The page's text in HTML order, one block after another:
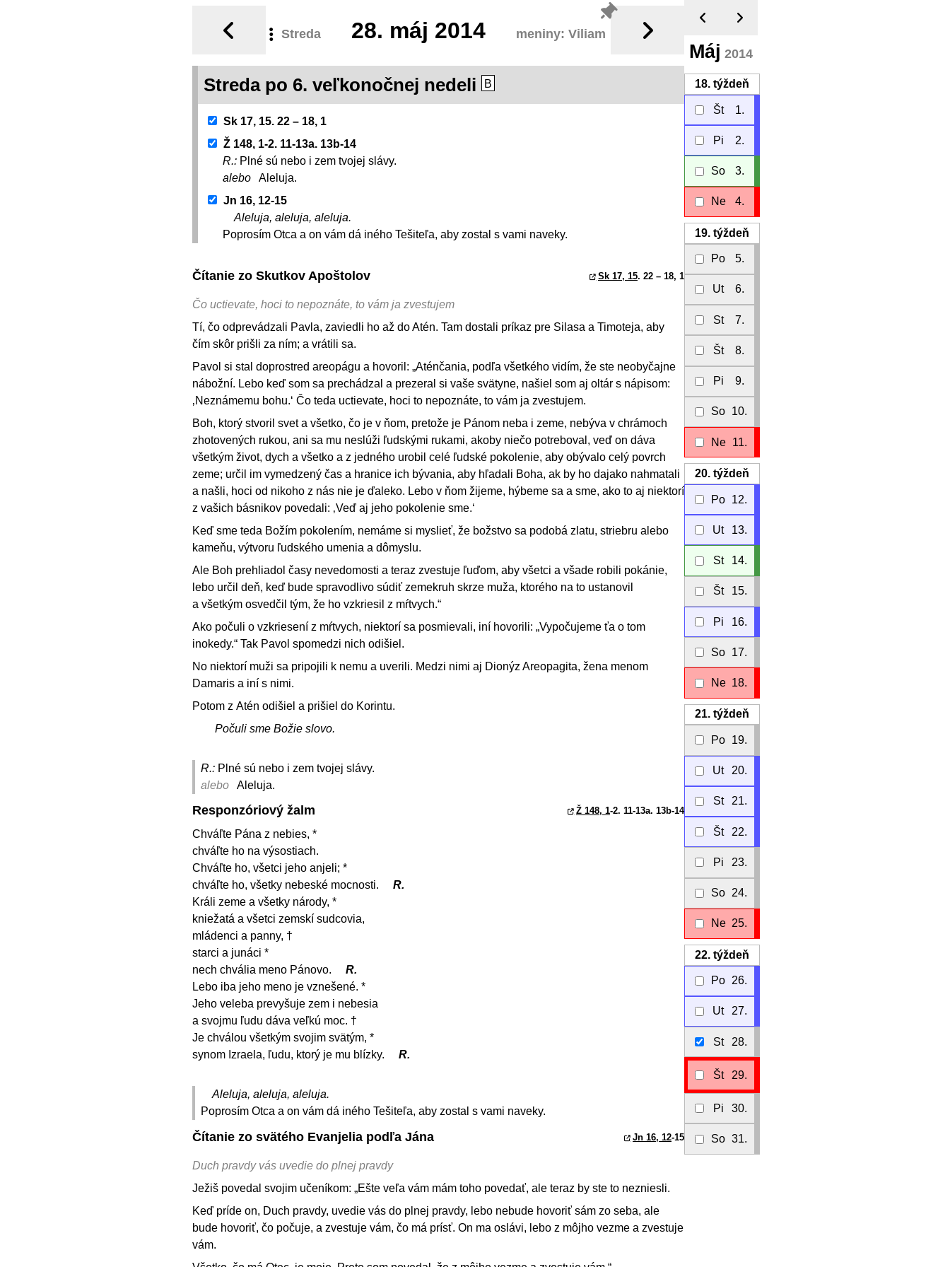
Streda 28. máj 2014 meniny: Viliam
Streda po 6. veľkonočnej nedeli B
Sk 17, 15. 22 – 18, 1
Ž 148, 1-2. 11-13a. 13b-14
R.: Plné sú nebo i zem tvojej slávy.
alebo
Aleluja.
Jn 16, 12-15
Aleluja, aleluja, aleluja.
Poprosím Otca a on vám dá iného Tešiteľa, aby zostal s vami naveky.
Čítanie zo Skutkov Apoštolov Sk 17, 15. 22 – 18, 1
Čo uctievate, hoci to nepoznáte, to vám ja zvestujem
Tí, čo odprevádzali Pavla, zaviedli ho až do Atén. Tam dostali príkaz pre Silasa a Timoteja, aby
čím skôr prišli za ním; a vrátili sa.
Pavol si stal doprostred areopágu a hovoril: „Aténčania, podľa všetkého vidím, že ste neobyčajne
nábožní. Lebo keď som sa prechádzal a prezeral si vaše svätyne, našiel som aj oltár s nápisom:
‚Neznámemu bohu.‘ Čo teda uctievate, hoci to nepoznáte, to vám ja zvestujem.
Boh, ktorý stvoril svet a všetko, čo je v ňom, pretože je Pánom neba i zeme, nebýva v chrámoch
zhotovených rukou, ani sa mu neslúži ľudskými rukami, akoby niečo potreboval, veď on dáva
všetkým život, dych a všetko a z jedného urobil celé ľudské pokolenie, aby obývalo celý povrch
zeme; určil im vymedzený čas a hranice ich bývania, aby hľadali Boha, ak by ho dajako nahmatali
a našli, hoci od nikoho z nás nie je ďaleko. Lebo v ňom žijeme, hýbeme sa a sme, ako to aj niektorí
z vašich básnikov povedali: ‚Veď aj jeho pokolenie sme.‘
Keď sme teda Božím pokolením, nemáme si myslieť, že božstvo sa podobá zlatu, striebru alebo
kameňu, výtvoru ľudského umenia a dômyslu.
Ale Boh prehliadol časy nevedomosti a teraz zvestuje ľuďom, aby všetci a všade robili pokánie,
lebo určil deň, keď bude spravodlivo súdiť zemekruh skrze muža, ktorého na to ustanovil
a všetkým osvedčil tým, že ho vzkriesil z mŕtvych.“
Ako počuli o vzkriesení z mŕtvych, niektorí sa posmievali, iní hovorili: „Vypočujeme ťa o tom
inokedy.“ Tak Pavol spomedzi nich odišiel.
No niektorí muži sa pripojili k nemu a uverili. Medzi nimi aj Dionýz Areopagita, žena menom
Damaris a iní s nimi.
Potom z Atén odišiel a prišiel do Korintu.
Počuli sme Božie slovo.
R.: Plné sú nebo i zem tvojej slávy.
alebo
Aleluja.
Responzóriový žalm Ž 148, 1-2. 11-13a. 13b-14
Chváľte Pána z nebies, *
chváľte ho na výsostiach.
Chváľte ho, všetci jeho anjeli; *
chváľte ho, všetky nebeské mocnosti.
R.
Králi zeme a všetky národy, *
kniežatá a všetci zemskí sudcovia,
mládenci a panny, †
starci a junáci *
nech chvália meno Pánovo.
R.
Lebo iba jeho meno je vznešené. *
Jeho veleba prevyšuje zem i nebesia
a svojmu ľudu dáva veľkú moc. †
Je chválou všetkým svojim svätým, *
synom Izraela, ľudu, ktorý je mu blízky.
R.
Aleluja, aleluja, aleluja.
Poprosím Otca a on vám dá iného Tešiteľa, aby zostal s vami naveky.
Čítanie zo svätého Evanjelia podľa Jána Jn 16, 12-15
Duch pravdy vás uvedie do plnej pravdy
Ježiš povedal svojim učeníkom: „Ešte veľa vám mám toho povedať, ale teraz by ste to nezniesli.
Keď príde on, Duch pravdy, uvedie vás do plnej pravdy, lebo nebude hovoriť sám zo seba, ale
bude hovoriť, čo počuje, a zvestuje vám, čo má prísť. On ma oslávi, lebo z môjho vezme a zvestuje
vám.
Máj 2014
18. týždeň
Št 1.
Pi 2.
So 3.
Ne 4.
19. týždeň
Po 5.
Ut 6.
St 7.
Št 8.
Pi 9.
So 10.
Ne 11.
20. týždeň
Po 12.
Ut 13.
St 14.
Št 15.
Pi 16.
So 17.
Ne 18.
21. týždeň
Po 19.
Ut 20.
St 21.
Št 22.
Pi 23.
So 24.
Ne 25.
22. týždeň
Po 26.
Ut 27.
St 28.
Št 29.
Pi 30.
So 31.